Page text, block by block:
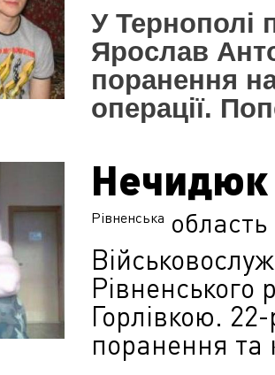
​У Тернополі
Ярослав
поранення
операції.
Нечидюк
Рівненська область
Горлівкою.
поранення та